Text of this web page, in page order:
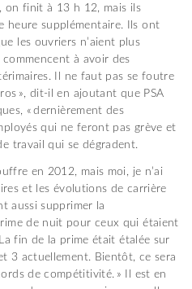
on finit à 13 h 12, mais ils
heure supplémentaire. Ils ont
les ouvriers n’aient plus
à avoir des
Il ne faut pas se foutre
», dit-il en ajoutant que PSA
« dernièrement des
qui ne feront pas grève et
travail qui se dégradent.
en 2012, mais moi, je n’ai
et les évolutions de carrière
aussi supprimer la
de nuit pour ceux qui étaient
fin de la prime était étalée sur
3 actuellement. Bientôt, ce sera
de compétitivité. » Il est en